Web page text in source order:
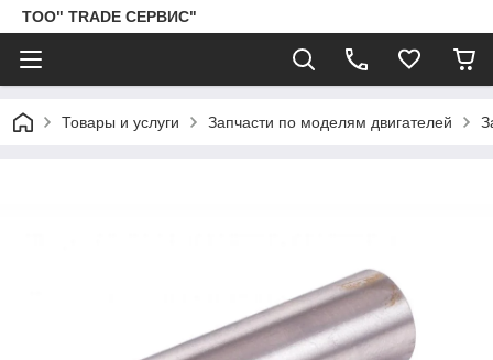
ТОО" TRADE СЕРВИС"
Товары и услуги Запчасти по моделям двигателей